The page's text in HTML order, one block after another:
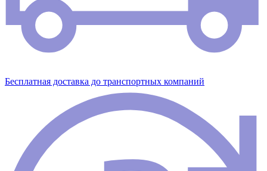
Бесплатная доставка до транспортных компаний